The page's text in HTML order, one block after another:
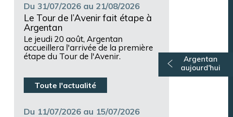
Argentan
aujourd'hui
Du 31/07/2026 au 21/08/2026
Le Tour de l’Avenir fait étape à
Argentan
Le jeudi 20 août, Argentan
accueillera l'arrivée de la première
étape du Tour de l'Avenir.
Toute l'actualité
Du 11/07/2026 au 15/07/2026